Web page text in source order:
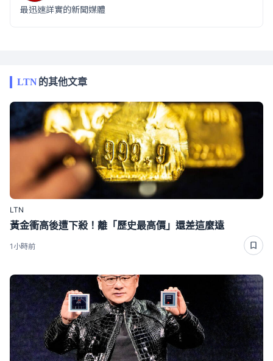
最迅速詳實的新聞媒體
LTN的其他文章
LTN
黃金衝高後遭下殺！離「歷史最高價」還差這麼遠
1小時前